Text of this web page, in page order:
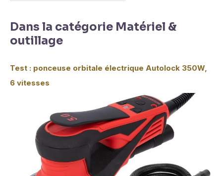
Dans la catégorie Matériel &
outillage
Test : ponceuse orbitale électrique Autolock 350W,
6 vitesses